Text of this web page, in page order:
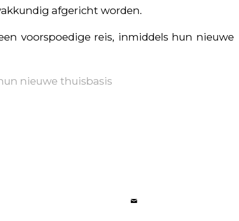
afgericht worden.
voorspoedige reis, inmiddels hun nieuwe
nieuwe thuisbasis